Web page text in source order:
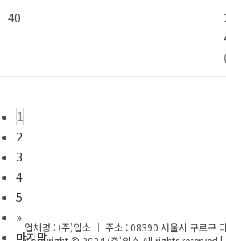
40
1
2
3
4
5
»
마지막
업체명 : (주)입소 ｜ 주소 : 08390 서울시 구로